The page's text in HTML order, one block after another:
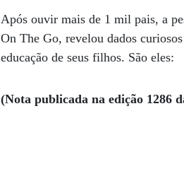
Após ouvir mais de 1 mil pais, a
On The Go, revelou dados
educação de seus filhos. São eles:
(Nota publicada na edição 1286